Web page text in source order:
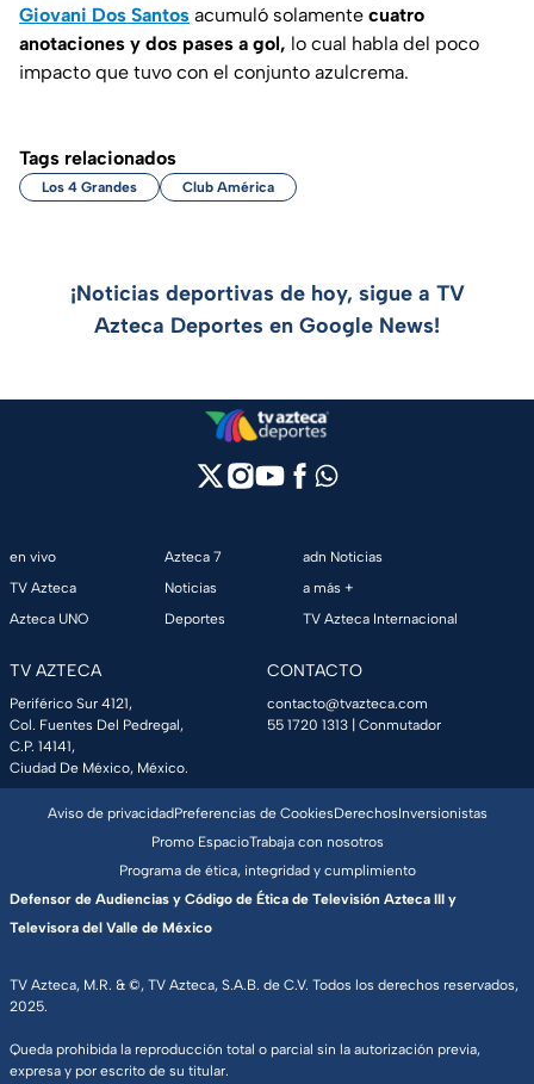
Giovani Dos Santos acumuló solamente cuatro
anotaciones y dos pases a gol, lo cual habla del poco
impacto que tuvo con el conjunto azulcrema.
Tags relacionados
Los 4 Grandes Club América
¡Noticias deportivas de hoy, sigue a TV
Azteca Deportes en Google News!
en vivo
TV Azteca
Azteca UNO
Azteca 7
Noticias
Deportes
adn Noticias
a más +
TV Azteca Internacional
TV AZTECA
Periférico Sur 4121,
Col. Fuentes Del Pedregal,
C.P. 14141,
Ciudad De México, México.
CONTACTO
contacto@tvazteca.com
55 1720 1313 | Conmutador
TV Azteca, M.R. & ©, TV Azteca, S.A.B. de C.V. Todos los derechos reservados,
2025.
Queda prohibida la reproducción total o parcial sin la autorización previa,
expresa y por escrito de su titular.
Aviso de privacidadPreferencias de CookiesDerechosInversionistas
Promo EspacioTrabaja con nosotros
Programa de ética, integridad y cumplimiento
Defensor de Audiencias y Código de Ética de Televisión Azteca III y
Televisora del Valle de México